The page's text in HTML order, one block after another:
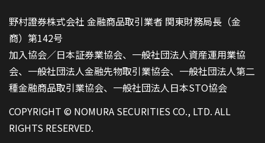
野村證券株式会社 金融商品取引業者 関東財務局長（金
商）第142号
加入協会／日本証券業協会、一般社団法人資産運用業協
会、一般社団法人金融先物取引業協会、一般社団法人第二
種金融商品取引業協会、一般社団法人日本STO協会
COPYRIGHT © NOMURA SECURITIES CO., LTD. ALL
RIGHTS RESERVED.